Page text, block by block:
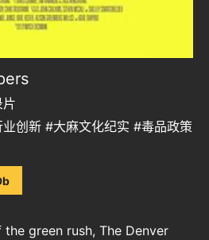
创新 #大麻文化纪实 #毒品政策
green rush, The Denver